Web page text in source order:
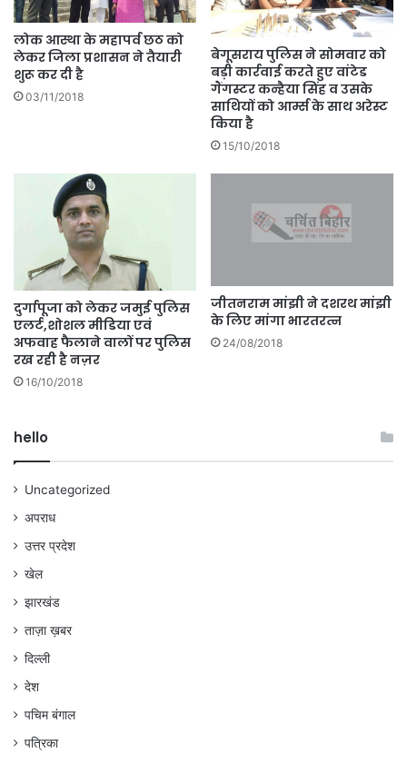
लोक आस्था के महापर्व छठ को
लेकर जिला प्रशासन ने तैयारी
शुरू कर दी है
03/11/2018
बेगूसराय पुलिस ने सोमवार को
बड़ी कार्रवाई करते हुए वांटेड
गैंगस्टर कन्हैया सिंह व उसके
साथियों को आर्म्स के साथ अरेस्ट
किया है
15/10/2018
दुर्गापूजा को लेकर जमुई पुलिस
एलर्ट,शोशल मीडिया एवं
अफवाह फैलाने वालों पर पुलिस
रख रही है नज़र
16/10/2018
जीतनराम मांझी ने दशरथ मांझी
के लिए मांगा भारतरत्न
24/08/2018
hello
Uncategorized
अपराध
उत्तर प्रदेश
खेल
झारखंड
ताज़ा ख़बर
दिल्ली
देश
पचिम बंगाल
पत्रिका